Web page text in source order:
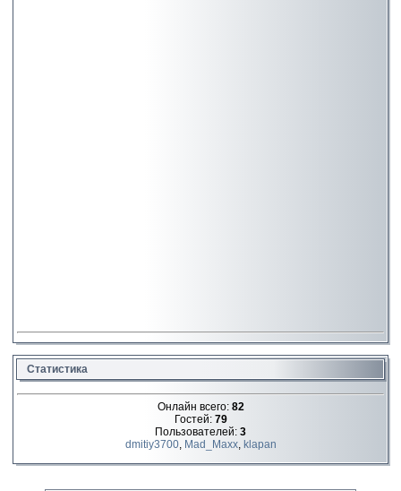
Статистика
Онлайн всего: 82
Гостей: 79
Пользователей: 3
dmitiy3700, Mad_Maxx, klapan